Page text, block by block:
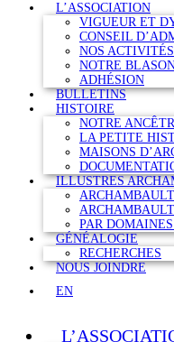
L’ASSOCIATION
VIGUEUR ET
CONSEIL
NOS ACTIVITÉS
NOTRE
ADHÉSION
BULLETINS
HISTOIRE
NOTRE
LA PETITE
MAISONS
ILLUSTRES
PAR
GÉNÉALOGIE
RECHERCHES
NOUS JOINDRE
EN